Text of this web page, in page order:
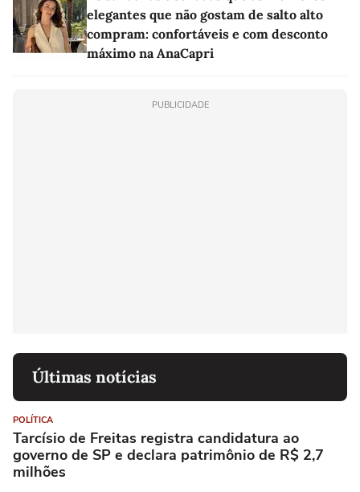
elegantes que não gostam de salto alto
compram: confortáveis e com desconto
máximo na AnaCapri
PUBLICIDADE
Últimas notícias
POLÍTICA
Tarcísio de Freitas registra candidatura ao
governo de SP e declara patrimônio de R$ 2,7
milhões